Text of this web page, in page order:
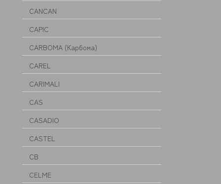
CANCAN
CAPIC
CARBOMA (Карбома)
CAREL
CARIMALI
CAS
CASADIO
CASTEL
CB
CELME